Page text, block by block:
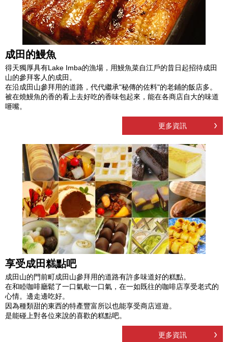
成田的鰻魚
得天獨厚具有Lake Imba的漁場，用鰻魚菜自江戶的昔日起招待成田
山的參拜客人的成田。
在沿成田山參拜用的道路，代代繼承"秘傳的佐料"的老鋪的飯店多。
被在燒鰻魚的香的看上去好吃的香味包起來，能在各商店自大的味道
咂嘴。
更多資訊
享受成田糕點吧
成田山的門前町成田山參拜用的道路有許多味道好的糕點。
在和睦咖啡廳鬆了一口氣歇一口氣，在一如既往的咖啡店享受老式的
心情。邊走邊吃好。
因為種類甜的東西的特產豐富所以也能享受商店巡遊。
是能碰上對各位來說的喜歡的糕點吧。
更多資訊